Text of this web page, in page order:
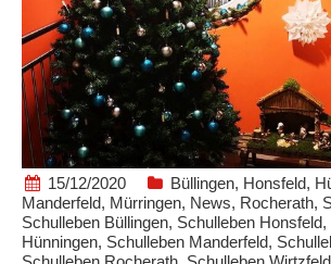
15/12/2020 Büllingen, Honsfeld,
Manderfeld, Mürringen, News, Rocherath,
Schulleben Büllingen, Schulleben Honsfeld,
Hünningen, Schulleben Manderfeld,